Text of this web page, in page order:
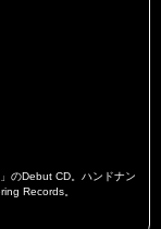
のDebut CD。ハンドナン
Records。